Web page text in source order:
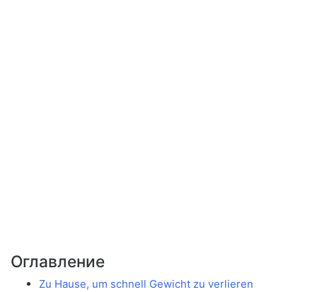
Оглавление
Zu Hause, um schnell Gewicht zu verlieren